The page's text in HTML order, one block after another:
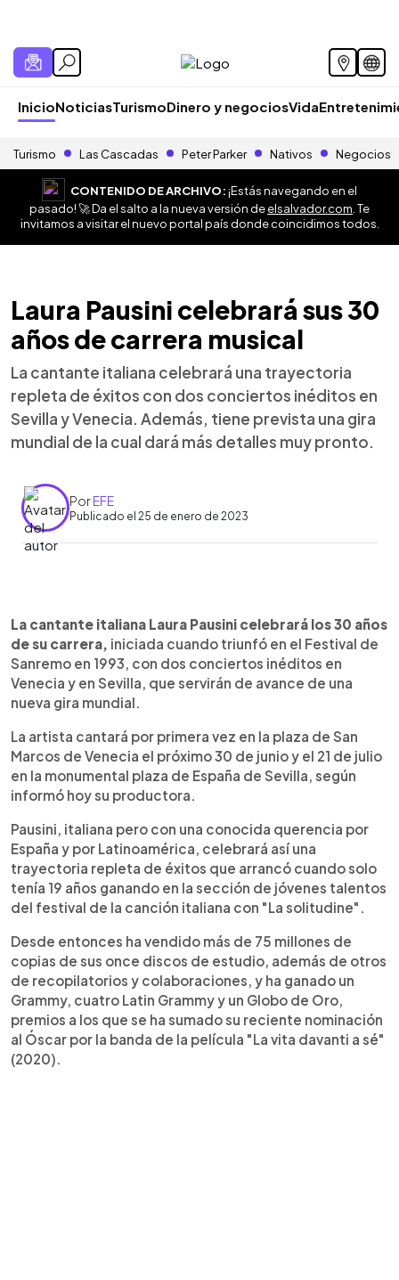
InicioNoticiasTurismoDinero y negociosVida
Turismo Las Cascadas Peter Parker Nativos Negocios
CONTENIDO DE ARCHIVO:¡Estás navegando en el
pasado! 🚀 Da el salto a la nueva versión deelsalvador.com . Te
invitamos a visitar el nuevo portal país donde coincidimos todos.
Laura Pausini celebrará sus 30
años de carrera musical
La cantante italiana celebrará una trayectoria
repleta de éxitos con dos conciertos inéditos en
Sevilla y Venecia. Además, tiene prevista una gira
mundial de la cual dará más detalles muy pronto.
PorEFE
Publicado el 25 de enero de 2023
► Escuchar artículo
La cantante italiana Laura Pausini celebrará los 30 años
de su carrera, iniciada cuando triunfó en el Festival de
Sanremo en 1993, con dos conciertos inéditos en
Venecia y en Sevilla, que servirán de avance de una
nueva gira mundial.
La artista cantará por primera vez en la plaza de San
Marcos de Venecia el próximo 30 de junio y el 21 de julio
en la monumental plaza de España de Sevilla, según
informó hoy su productora.
Pausini, italiana pero con una conocida querencia por
España y por Latinoamérica, celebrará así una
trayectoria repleta de éxitos que arrancó cuando solo
tenía 19 años ganando en la sección de jóvenes talentos
del festival de la canción italiana con "La solitudine".
Desde entonces ha vendido más de 75 millones de
copias de sus once discos de estudio, además de otros
de recopilatorios y colaboraciones, y ha ganado un
Grammy, cuatro Latin Grammy y un Globo de Oro,
premios a los que se ha sumado su reciente nominación
al Óscar por la banda de la película "La vita davanti a sé"
(2020).